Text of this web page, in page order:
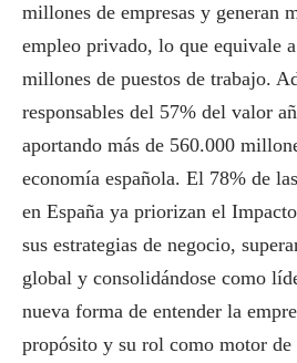
millones de empresas y generan
empleo privado, lo que equivale
millones de puestos de trabajo.
responsables del 57% del valor
aportando más de 560.000
economía española. El 78% de
en España ya priorizan el Impacto
sus estrategias de negocio,
global y consolidándose como
nueva forma de entender la
propósito y su rol como motor de